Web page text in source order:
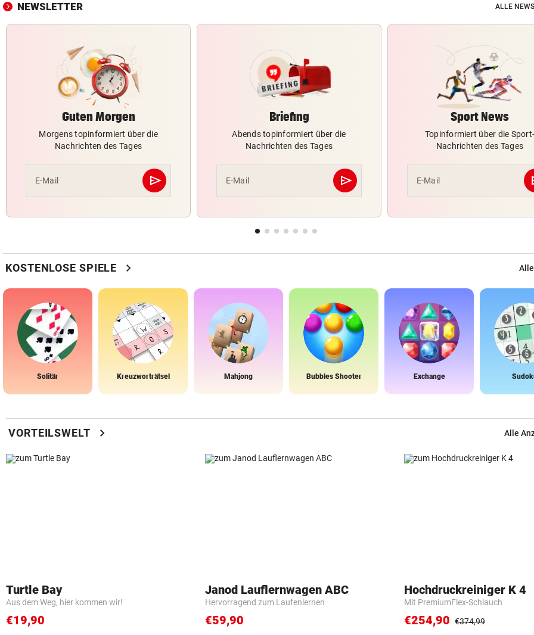
NEWSLETTER ALLE
Guten Morgen
Morgens topinformiert über die
Nachrichten des Tages
E-Mail send
Abschicken
Briefing
Abends topinformiert über die
Nachrichten des Tages
E-Mail send
Abschicken
Sport News
Topinformiert über die Sport-
Nachrichten des Tages
E-Mail
KOSTENLOSE SPIELE chevron_right
Solitär Kreuzworträtsel Mahjong Bubbles Shooter Exchange
VORTEILSWELT chevron_right Alle
Turtle Bay
Aus dem Weg, hier kommen wir!
€19,90
Janod Lauflernwagen ABC
Hervorragend zum Laufenlernen
€59,90
Hochdruckreiniger K 4
Mit PremiumFlex-Schlauch
€254,90 €374,99